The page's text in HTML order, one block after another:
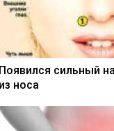
Появился сильный
из носа